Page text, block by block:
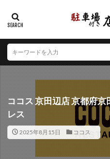
ココス 京田辺店 京都府
レス
2025年8月15日 ココス
カテゴリー
エリア
北海道 青森県 岩
山形県
福島県 茨
埼玉県
千葉県 東
山梨県
長野県 富
岐阜県
静岡県 愛
京都府
大阪府 兵